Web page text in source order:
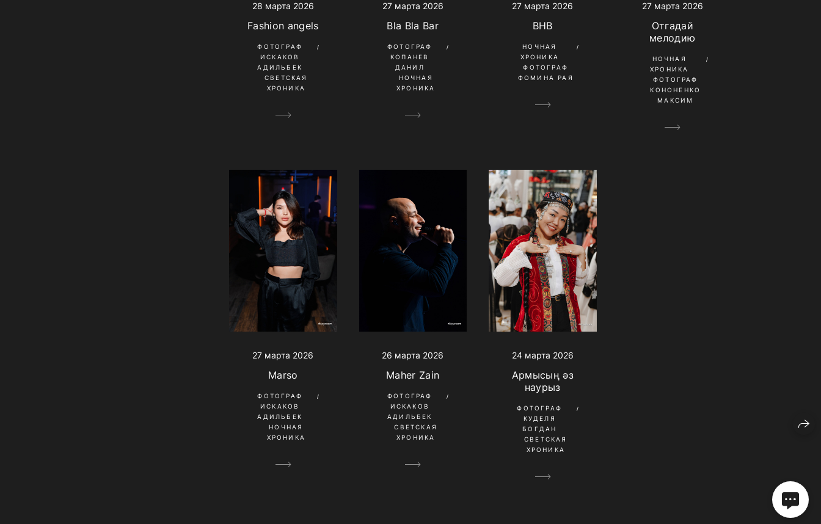
28 марта 2026
Fashion angels
ФОТОГРАФ
ИСКАКОВ
АДИЛЬБЕК
СВЕТСКАЯ
ХРОНИКА
27 марта 2026
Bla Bla Bar
ФОТОГРАФ
КОПАНЕВ
ДАНИЛ
НОЧНАЯ
ХРОНИКА
27 марта 2026
BHB
НОЧНАЯ
ХРОНИКА
ФОТОГРАФ
ФОМИНА РАЯ
27 марта 2026
Отгадай
мелодию
НОЧНАЯ
ХРОНИКА
ФОТОГРАФ
КОНОНЕНКО
МАКСИМ
27 марта 2026
Marso
ФОТОГРАФ
ИСКАКОВ
АДИЛЬБЕК
НОЧНАЯ
ХРОНИКА
26 марта 2026
Maher Zain
ФОТОГРАФ
ИСКАКОВ
АДИЛЬБЕК
СВЕТСКАЯ
ХРОНИКА
24 марта 2026
Армысың әз
наурыз
ФОТОГРАФ
КУДЕЛЯ
БОГДАН
СВЕТСКАЯ
ХРОНИКА